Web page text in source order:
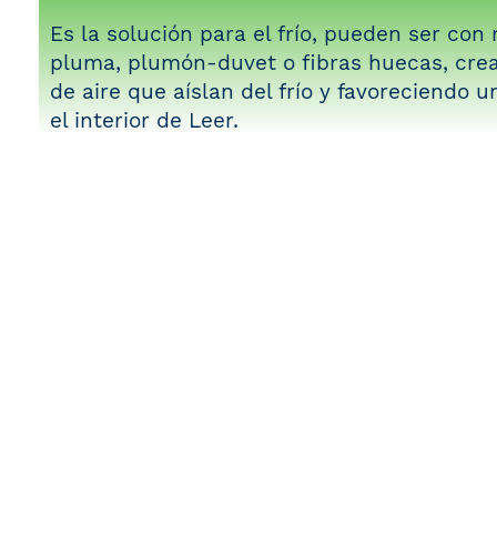
Es la solución para el frío, pueden ser con
pluma, plumón-duvet o fibras huecas,
de aire que aíslan del frío y favoreciendo
el interior de Leer.